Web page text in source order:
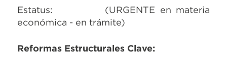
Estatus: (URGENTE en materia
económica - en trámite)
Reformas Estructurales Clave: